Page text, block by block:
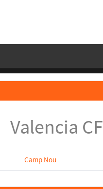
Valencia CF
Camp Nou